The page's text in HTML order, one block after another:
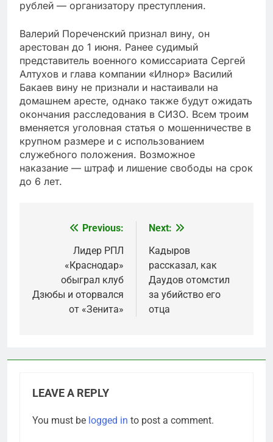
рублей — организатору преступления.
Валерий Пореченский признал вину, он
арестован до 1 июня. Ранее судимый
представитель военного комиссариата Сергей
Алтухов и глава компании «Илнор» Василий
Бакаев вину не признали и настаивали на
домашнем аресте, однако также будут ожидать
окончания расследования в СИЗО. Всем троим
вменяется уголовная статья о мошенничестве в
крупном размере и с использованием
служебного положения. Возможное
наказание — штраф и лишение свободы на срок
до 6 лет.
navigation
Previous:
Лидер РПЛ
«Краснодар»
обыграл клуб
Дзюбы и оторвался
от «Зенита»
Next:
Кадыров
рассказал, как
Даудов отомстил
за убийство его
отца
LEAVE A REPLY
You must be logged in to post a comment.